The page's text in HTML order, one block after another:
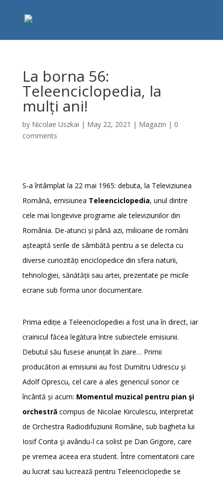
La borna 56:
Teleenciclopedia, la
mulți ani!
by Nicolae Uszkai | May 22, 2021 | Magazin | 0
comments
S-a întâmplat la 22 mai 1965: debuta, la Televiziunea
Română, emisiunea Teleenciclopedia, unul dintre
cele mai longevive programe ale televiziunilor din
România. De-atunci și până azi, milioane de români
așteaptă serile de sâmbătă pentru a se delecta cu
diverse curiozități enciclopedice din sfera naturii,
tehnologiei, sănătății sau artei, prezentate pe micile
ecrane sub forma unor documentare.
Prima ediție a Teleenciclopediei a fost una în direct, iar
crainicul făcea legătura între subiectele emisiunii.
Debutul său fusese anunțat în ziare… Primii
producători ai emisiunii au fost Dumitru Udrescu şi
Adolf Oprescu, cel care a ales genericul sonor ce
încântă și acum: Momentul muzical pentru pian şi
orchestrăcompus de Nicolae Kirculescu, interpretat
de Orchestra Radiodifuziunii Române, sub bagheta lui
Iosif Conta şi avându-l ca solist pe Dan Grigore, care
pe vremea aceea era student. Între comentatorii care
au lucrat sau lucrează pentru Teleenciclopedie se